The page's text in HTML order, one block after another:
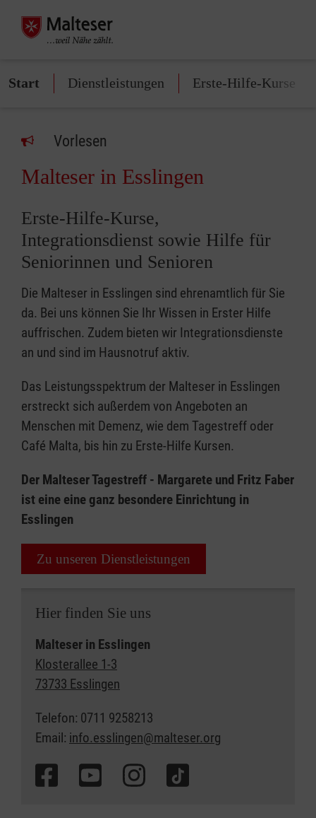
Start Dienstleistungen Erste-Hilfe-Kurse
Vorlesen
Malteser in Esslingen
Erste-Hilfe-Kurse,
Integrationsdienst sowie Hilfe für
Seniorinnen und Senioren
Die Malteser in Esslingen sind ehrenamtlich für Sie
da. Bei uns können Sie Ihr Wissen in Erster Hilfe
auffrischen. Zudem bieten wir Integrationsdienste
an und sind im Hausnotruf aktiv.
Das Leistungsspektrum der Malteser in Esslingen
erstreckt sich außerdem von Angeboten an
Menschen mit Demenz, wie dem Tagestreff oder
Café Malta, bis hin zu Erste-Hilfe Kursen.
Der Malteser Tagestreff - Margarete und Fritz Faber
ist eine eine ganz besondere Einrichtung in
Esslingen
Zu unseren Dienstleistungen
Hier finden Sie uns
Malteser in Esslingen
Klosterallee 1-3
73733 Esslingen
Telefon: 0711 9258213
Email: info.esslingen@malteser.org